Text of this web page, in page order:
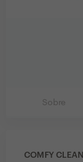
Sobre
COMFY CLEAN